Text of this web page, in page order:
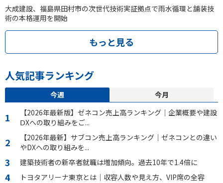
大成建設、福島県田村市の次世代技術実証拠点で雨水循環と舗装技
術の本格運用を開始
もっと見る
人気記事ランキング
今週
今月
【2026年最新版】ゼネコン売上高ランキング｜企業概要や建設
ⅮXへの取り組みをご...
【2026年最新】サブコン売上高ランキング｜ゼネコンとの違い
やDXへの取り組みを...
建築技術者の新卒者就職は増加傾向。過去10年で1.4倍に
トヨタアリーナ東京とは｜収容人数や見え方、VIP席の全容